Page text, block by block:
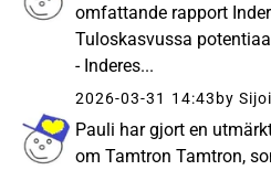
omfattande rapport
Tuloskasvussa
- Inderes...
2026-03-31 14:43 by
Pauli har gjort en
om Tamtron Tamtron,